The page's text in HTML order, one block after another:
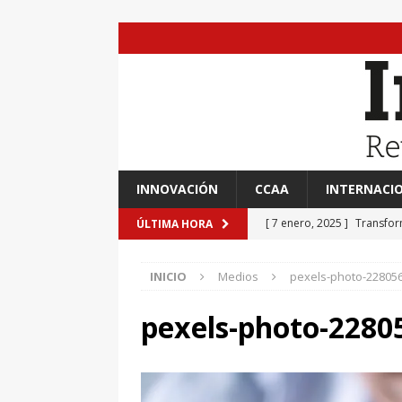
INNOVACIÓN CCAA
ÚLTIMA HORA [ 7 enero, 2025 ]
[ 7 enero, 2025 ]
Primaria Prof. Heliodoro
EVIDENCIAS
INICIO Medios pexels-photo-
pexels-photo-